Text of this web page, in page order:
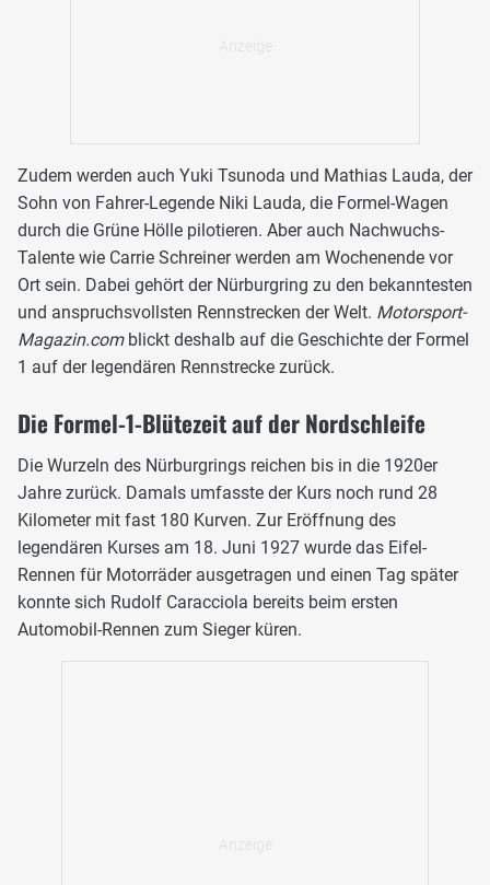
Zudem werden auch Yuki Tsunoda und Mathias Lauda, der
Sohn von Fahrer-Legende Niki Lauda, die Formel-Wagen
durch die Grüne Hölle pilotieren. Aber auch Nachwuchs-
Talente wie Carrie Schreiner werden am Wochenende vor
Ort sein. Dabei gehört der Nürburgring zu den bekanntesten
und anspruchsvollsten Rennstrecken der Welt. Motorsport-
Magazin.com blickt deshalb auf die Geschichte der Formel
1 auf der legendären Rennstrecke zurück.
Die Formel-1-Blütezeit auf der Nordschleife
Die Wurzeln des Nürburgrings reichen bis in die 1920er
Jahre zurück. Damals umfasste der Kurs noch rund 28
Kilometer mit fast 180 Kurven. Zur Eröffnung des
legendären Kurses am 18. Juni 1927 wurde das Eifel-
Rennen für Motorräder ausgetragen und einen Tag später
konnte sich Rudolf Caracciola bereits beim ersten
Automobil-Rennen zum Sieger küren.